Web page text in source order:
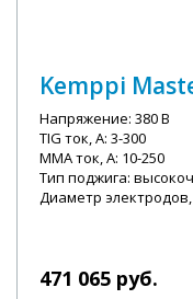
Kemppi
Напряжение: 380 В
TIG ток, А: 3-300
MMA ток, А: 10-250
Тип поджига:
Диаметр
471 065 руб.